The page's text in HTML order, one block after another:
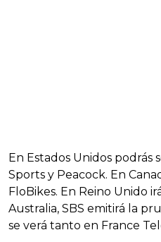
En Estados Unidos podrás
Sports y Peacock. En
FloBikes. En Reino Unido
Australia, SBS emitirá la
se verá tanto en France